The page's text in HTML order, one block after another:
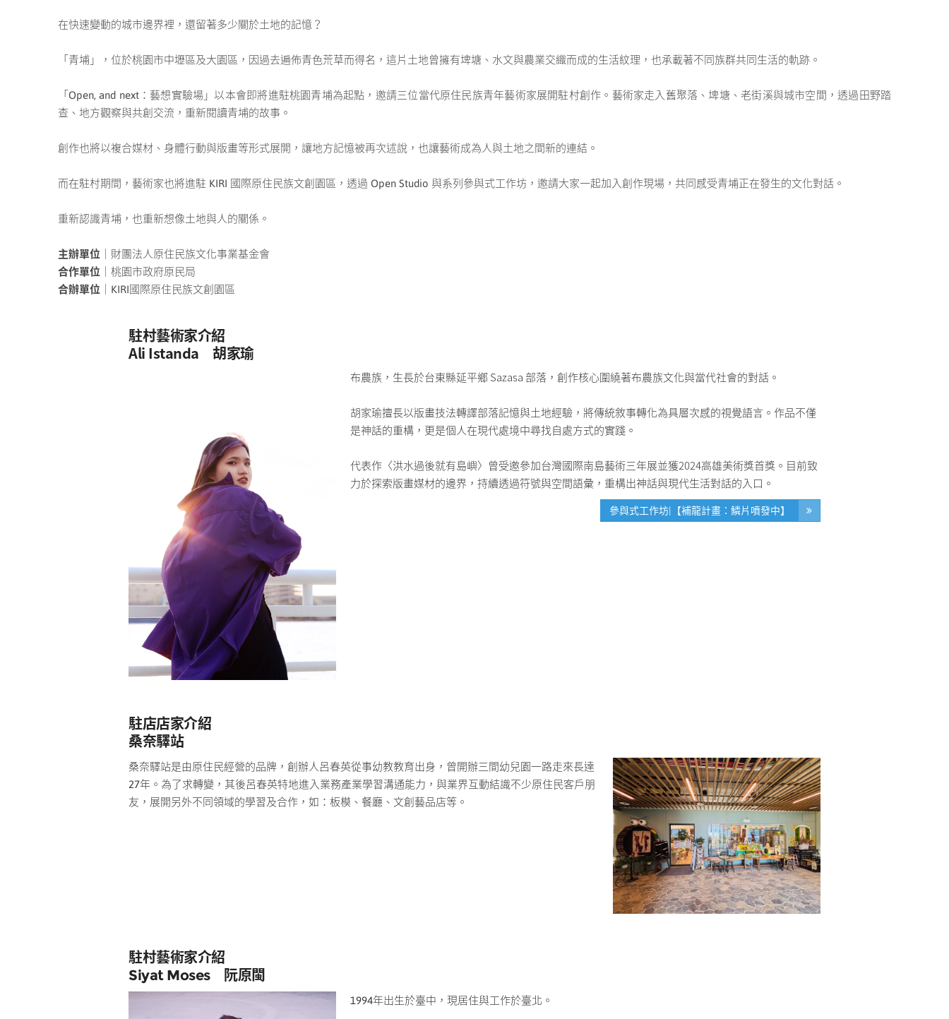
在快速變動的城市邊界裡，還留著多少關於土地的記憶？
「青埔」，位於桃園市中壢區及大園區，因過去遍佈青色荒草而得名，這片土地曾擁有埤塘、水文與農業交織而成的生活紋理，也承載著不同族群共同生活的軌跡。
「Open, and next：藝想實驗場」以本會即將進駐桃園青埔為起點，邀請三位當代原住民族青年藝術家展開駐村創作。藝術家走入舊聚落、埤塘、老街溪與城市空間，透過田野踏
查、地方觀察與共創交流，重新閱讀青埔的故事。
創作也將以複合媒材、身體行動與版畫等形式展開，讓地方記憶被再次述說，也讓藝術成為人與土地之間新的連結。
而在駐村期間，藝術家也將進駐 KIRI 國際原住民族文創園區，透過 Open Studio 與系列參與式工作坊，邀請大家一起加入創作現場，共同感受青埔正在發生的文化對話。
重新認識青埔，也重新想像土地與人的關係。
主辦單位 ｜財團法人原住民族文化事業基金會
合作單位 ｜桃園市政府原民局
合辦單位 ｜KIRI國際原住民族文創園區
駐村藝術家介紹
Ali Istanda 胡家瑜
布農族，生長於台東縣延平鄉 Sazasa 部落，創作核心圍繞著布農族文化與當代社會的對話。
胡家瑜擅長以版畫技法轉譯部落記憶與土地經驗，將傳統敘事轉化為具層次感的視覺語言。作品不僅
是神話的重構，更是個人在現代處境中尋找自處方式的實踐。
代表作〈洪水過後就有島嶼〉曾受邀參加台灣國際南島藝術三年展並獲2024高雄美術獎首獎。目前致
力於探索版畫媒材的邊界，持續透過符號與空間語彙，重構出神話與現代生活對話的入口。
參與式工作坊|【補龍計畫：鱗片噴發中】
駐店店家介紹
桑奈驛站
桑奈驛站是由原住民經營的品牌，創辦人呂春英從事幼教教育出身，曾開辦三間幼兒園一路走來長達
27年。為了求轉變，其後呂春英特地進入業務產業學習溝通能力，與業界互動結識不少原住民客戶朋
友，展開另外不同領域的學習及合作，如：板模、餐廳、文創藝品店等。
駐村藝術家介紹
Siyat Moses 阮原閩
1994年出生於臺中，現居住與工作於臺北。